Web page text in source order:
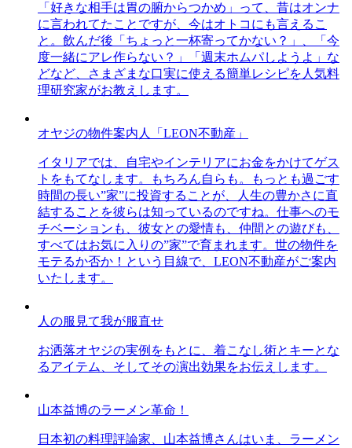
「好きな相手は胃の腑からつかめ」って、昔はオンナ
に言われてたことですが、今はオトコにも言えるこ
と。飲んだ後「ちょっと一杯寄ってかない？」、「今
度一緒にアレ作らない？」「週末ホムパしようよ」な
どなど、さまざまな口実に使える簡単レシピを人気料
理研究家がお教えします。
オヤジの物件案内人「LEON不動産」
イタリアでは、自宅やインテリアにお金をかけてゲス
トをもてなします。もちろん自らも。もっとも過ごす
時間の長い”家”に投資することが、人生の豊かさに直
結することを彼らは知っているのですね。仕事へのモ
チベーションも、彼女との愛情も、仲間との遊びも、
すべてはお気に入りの”家”で育まれます。世の物件を
モテるか否か！という目線で、LEON不動産がご案内
いたします。
人の服見て我が服直せ
お洒落オヤジの実例をもとに、着こなし術とキーとな
るアイテム、そしてその演出効果をお伝えします。
山本益博のラーメン革命！
日本初の料理評論家、山本益博さんはいま、ラーメン